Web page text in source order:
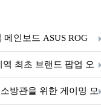
메인보드 ASUS ROG
정 최초 브랜드 팝업 오
방관을 위한 게이밍 모